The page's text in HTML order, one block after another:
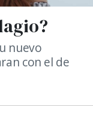
nuevo
con el de